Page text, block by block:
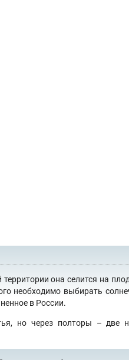
она селится на
необходимо выбирать
в России.
но через полторы – две